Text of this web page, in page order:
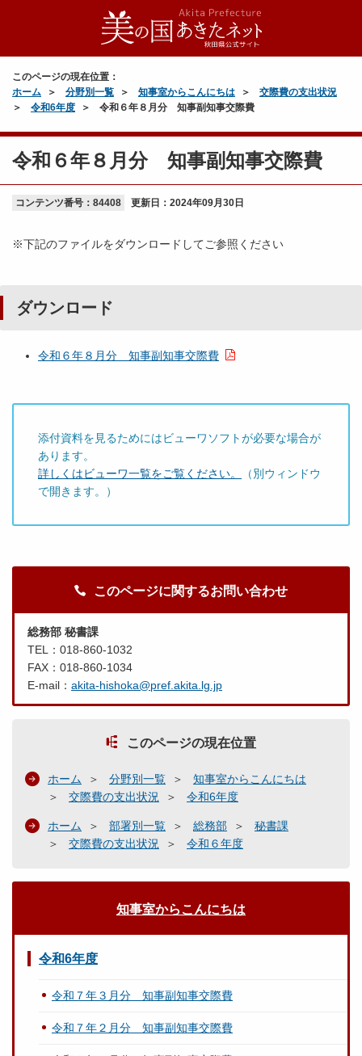
このページの現在位置：
ホーム
分野別一覧 知事室からこんにちは
交際費の支出状況
令和6年度
令和６年８月分 知事副知事交際費
令和６年８月分 知事副知事交際費
コンテンツ番号：84408 更新日： 2024年09月30日
※下記のファイルをダウンロードしてご参照ください
ダウンロード
令和６年８月分 知事副知事交際費
添付資料を見るためにはビューワソフトが必要な場合が
あります。
詳しくはビューワ一覧をご覧ください。
（別ウィンドウ
で開きます。）
このページに関するお問い合わせ
総務部 秘書課
TEL：018-860-1032
FAX：018-860-1034
E-mail： akita-hishoka@pref.akita.lg.jp
このページの現在位置
ホーム 分野別一覧
知事室からこんにちは
交際費の支出状況
令和6年度
ホーム 部署別一覧 総務部
秘書課
交際費の支出状況
令和６年度
知事室からこんにちは
令和6年度
令和７年３月分 知事副知事交際費
令和７年２月分 知事副知事交際費